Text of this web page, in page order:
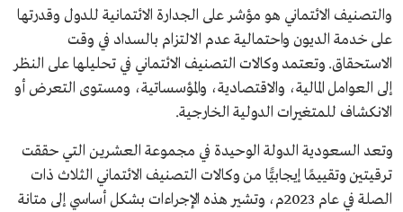
والتصنيف الائتماني هو مؤشر على الجدارة الائتمانية للدول وقدرتها
على خدمة الديون واحتمالية عدم الالتزام بالسداد في وقت
الاستحقاق. وتعتمد وكالات التصنيف الائتماني في تحليلها على النظر
إلى العوامل المالية، والاقتصادية، والمؤسساتية، ومستوى التعرض أو
الانكشاف للمتغيرات الدولية الخارجية.
وتعد السعودية الدولة الوحيدة في مجموعة العشرين التي حققت
ترقيتين وتقييمًا إيجابيًّا من وكالات التصنيف الائتماني الثلاث ذات
الصلة في عام 2023م، وتشير هذه الإجراءات بشكل أساسي إلى متانة